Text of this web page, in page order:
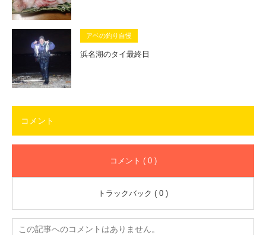
アベの釣り自慢
浜名湖のタイ最終日
コメント
コメント ( 0 )
トラックバック ( 0 )
この記事へのコメントはありません。